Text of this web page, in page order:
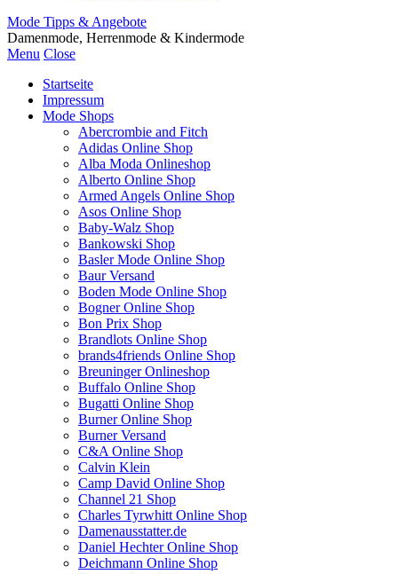
Mode Tipps & Angebote
Damenmode, Herrenmode & Kindermode
Menu Close
Startseite
Impressum
Mode Shops
Abercrombie and Fitch
Adidas Online Shop
Alba Moda Onlineshop
Alberto Online Shop
Armed Angels Online Shop
Asos Online Shop
Baby-Walz Shop
Bankowski Shop
Basler Mode Online Shop
Baur Versand
Boden Mode Online Shop
Bogner Online Shop
Bon Prix Shop
Brandlots Online Shop
brands4friends Online Shop
Breuninger Onlineshop
Buffalo Online Shop
Bugatti Online Shop
Burner Online Shop
Burner Versand
C&A Online Shop
Calvin Klein
Camp David Online Shop
Channel 21 Shop
Charles Tyrwhitt Online Shop
Damenausstatter.de
Daniel Hechter Online Shop
Deichmann Online Shop